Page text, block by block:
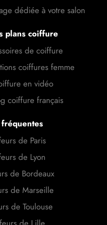
dédiée à votre salon
plans coiffure
de coiffure
coiffures femme
en vidéo
coiffure français
de Paris
de Lyon
de Bordeaux
de Marseille
de Toulouse